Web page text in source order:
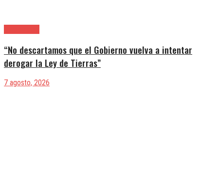
“No descartamos que el Gobierno vuelva a intentar
derogar la Ley de Tierras”
7 agosto, 2026